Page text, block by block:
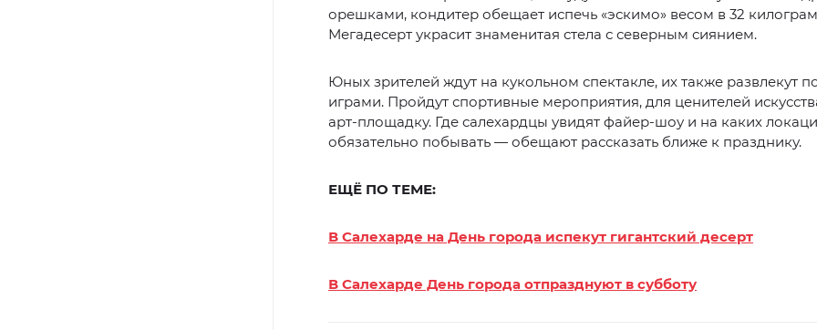
орешками, кондитер обещает испечь «эскимо» весом в 32
Мегадесерт украсит знаменитая стела с северным сиянием.
Юных зрителей ждут на кукольном спектакле, их также развлекут
играми. Пройдут спортивные мероприятия, для ценителей
арт-площадку. Где салехардцы увидят файер-шоу и на каких
обязательно побывать — обещают рассказать ближе к празднику.
ЕЩЁ ПО ТЕМЕ:
В Салехарде на День города испекут гигантский десерт
В Салехарде День города отпразднуют в субботу